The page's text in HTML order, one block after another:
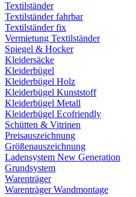
Textilständer
Textilständer fahrbar
Textilständer fix
Vermietung Textilständer
Spiegel & Hocker
Kleidersäcke
Kleiderbügel
Kleiderbügel Holz
Kleiderbügel Kunststoff
Kleiderbügel Metall
Kleiderbügel Ecofriendly
Schütten & Vitrinen
Preisauszeichnung
Größenauszeichnung
Ladensystem New Generation
Grundsystem
Warenträger
Warenträger Wandmontage